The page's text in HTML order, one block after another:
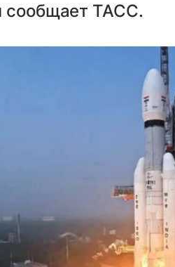
сообщает ТАСС.